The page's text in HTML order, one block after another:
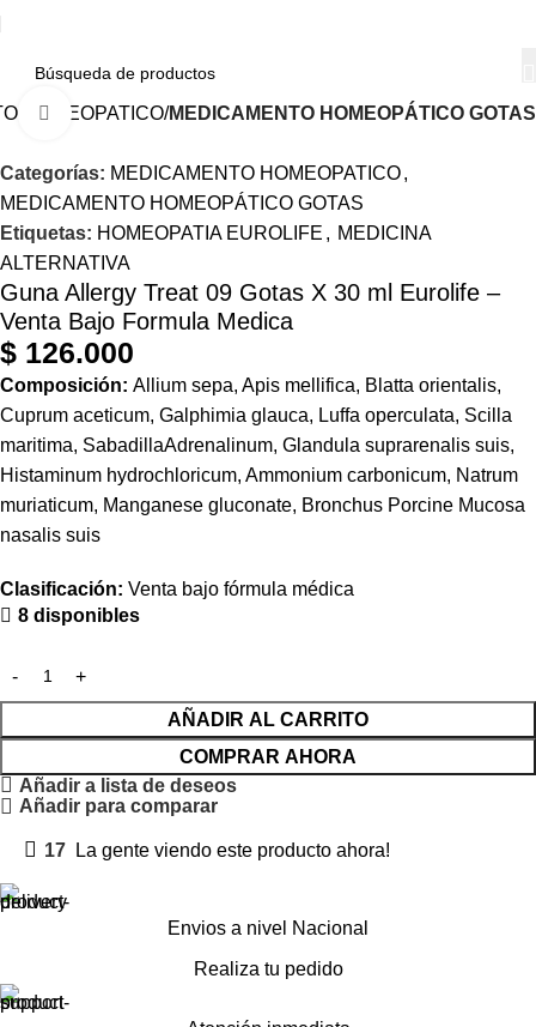
HOMEOPATICO MEDICAMENTO HOMEOPÁTICO GOTAS
Haga Click para agrandar
Categorías: MEDICAMENTO HOMEOPATICO,
MEDICAMENTO HOMEOPÁTICO GOTAS
Etiquetas: HOMEOPATIA EUROLIFE , MEDICINA
ALTERNATIVA
Guna Allergy Treat 09 Gotas X 30 ml Eurolife –
Venta Bajo Formula Medica
$ 126.000
Composición: Allium sepa, Apis mellifica, Blatta orientalis,
Cuprum aceticum, Galphimia glauca, Luffa operculata, Scilla
maritima, SabadillaAdrenalinum, Glandula suprarenalis suis,
Histaminum hydrochloricum, Ammonium carbonicum, Natrum
muriaticum, Manganese gluconate, Bronchus Porcine Mucosa
nasalis suis
Clasificación: Venta bajo fórmula médica
8 disponibles
AÑADIR AL CARRITO
COMPRAR AHORA
Añadir a lista de deseos
Añadir para comparar
17 La gente viendo este producto ahora!
Envios a nivel Nacional
Realiza tu pedido